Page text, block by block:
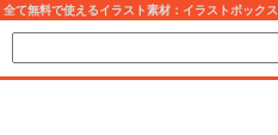
全て無料で使えるイラスト素材：イラストボックス